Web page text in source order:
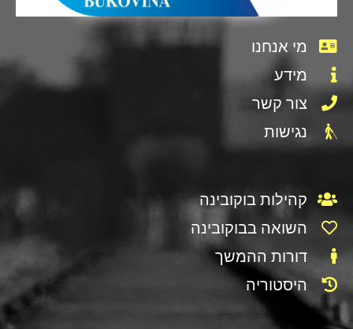
מי אנחנו
מידע
צור קשר
נגישות
קהילות בוקובינה
השואה בבוקובינה
דורות ההמשך
היסטוריה